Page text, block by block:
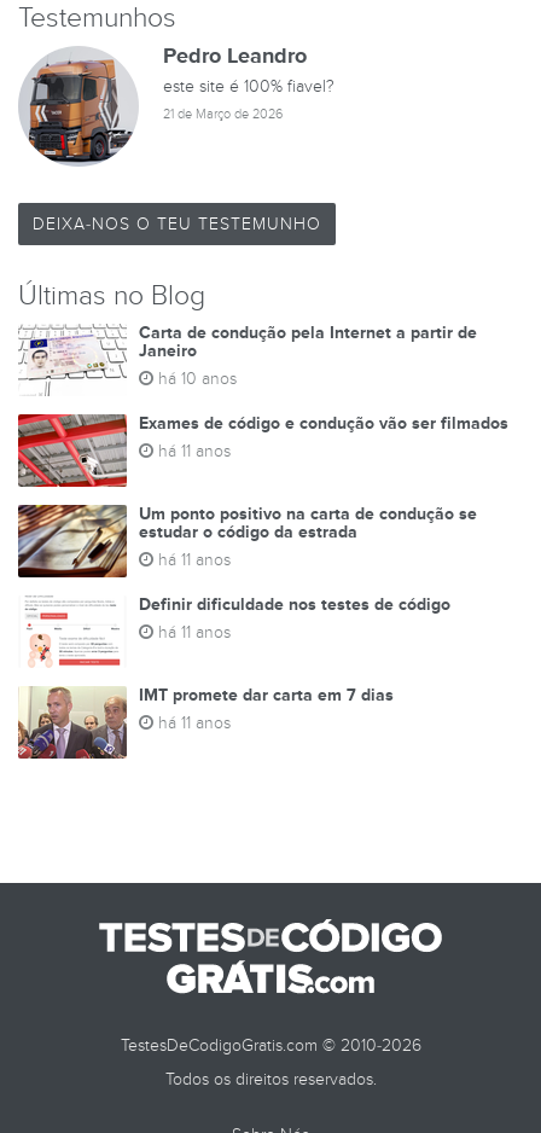
Testemunhos
Pedro Leandro
este site é 100% fiavel?
21 de Março de 2026
DEIXA-NOS O TEU TESTEMUNHO
Últimas no Blog
Carta de condução pela Internet a partir de
Janeiro
há 10 anos
Exames de código e condução vão ser filmados
há 11 anos
Um ponto positivo na carta de condução se
estudar o código da estrada
há 11 anos
Definir dificuldade nos testes de código
há 11 anos
IMT promete dar carta em 7 dias
há 11 anos
TestesDeCodigoGratis.com © 2010-2026
Todos os direitos reservados.